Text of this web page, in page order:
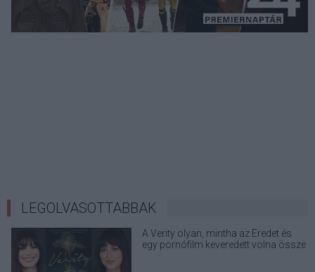
LEGOLVASOTTABBAK
A Verity olyan, mintha az Eredet és
egy pornófilm keveredett volna össze